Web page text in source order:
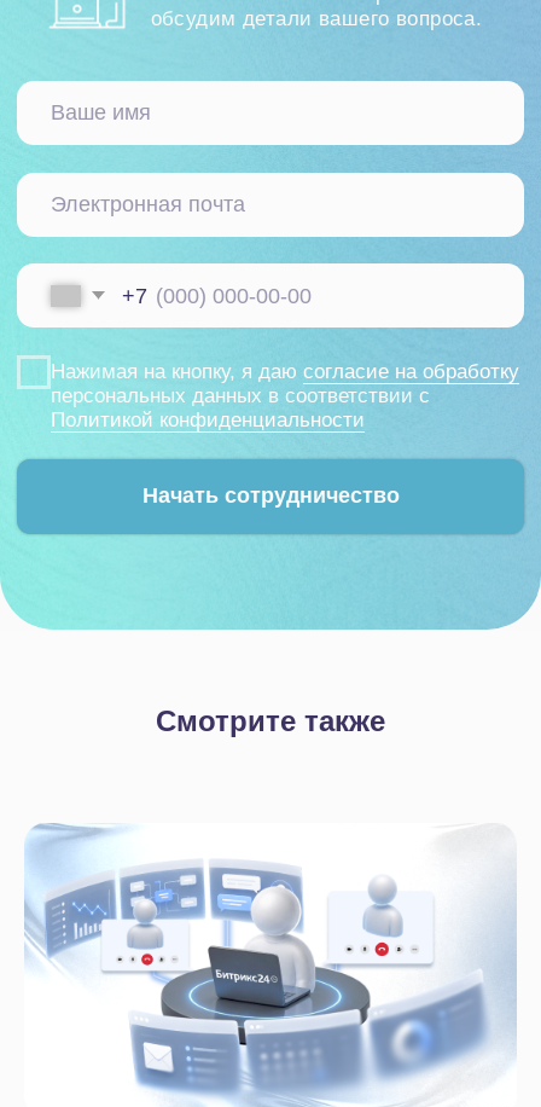
Смотрите также
© 2005-2026«IT-Solution »
О компании
Наши приложения
Кейсы
Статьи
Новости
Вебинары
ООО Айти-Продакшн »ОГРН 1177847348887 ИНН 7802638464
Политика конфиденциальности
Пользовательское соглашение
Аудит Битрикс24
Маркет готовых решений
HRM-система
AI-система аналитики звонков
Битрикс24 Маркетплейс